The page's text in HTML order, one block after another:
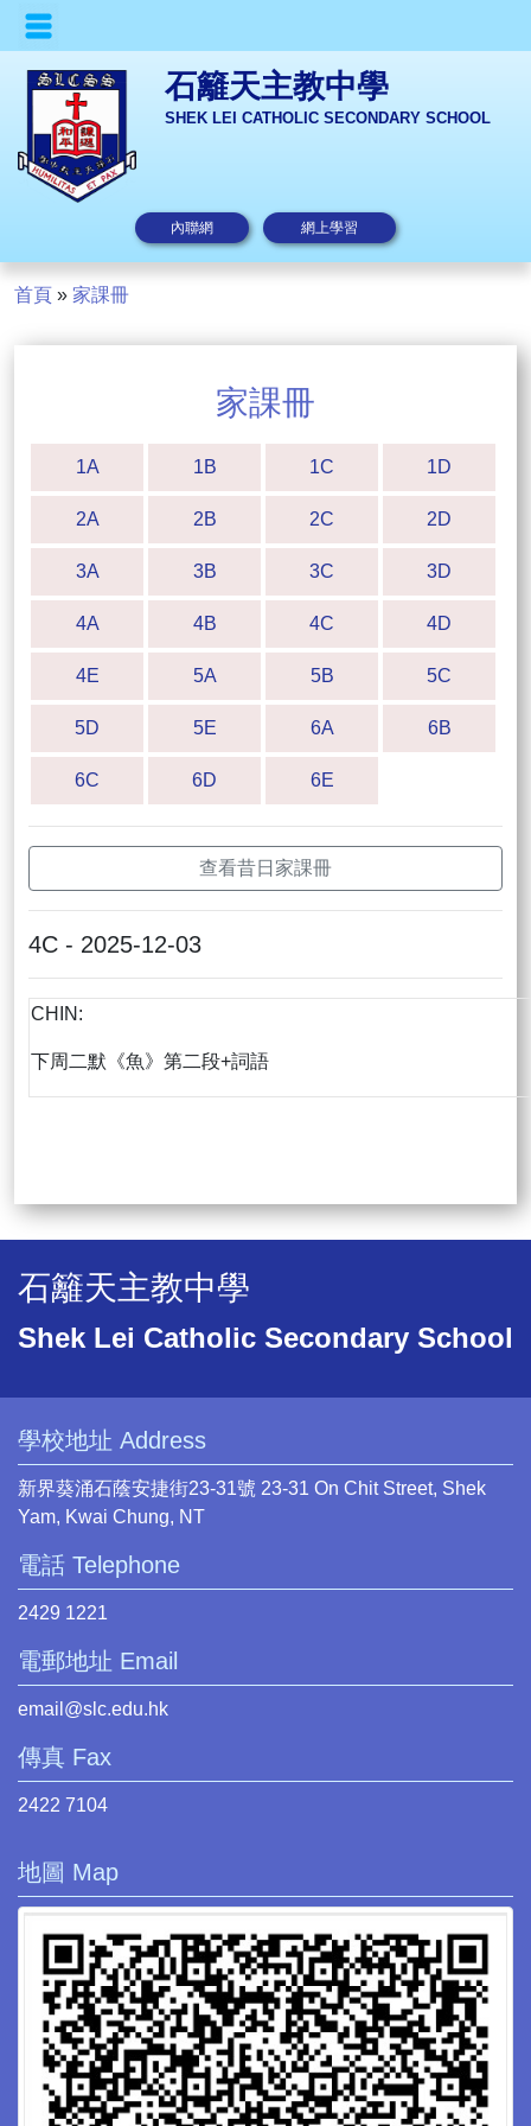
石籬天主教中學
SHEK LEI CATHOLIC SECONDARY SCHOOL
內聯網 網上學習
首頁 » 家課冊
家課冊
1A 1B 1C 1D
2A 2B 2C 2D
3A 3B 3C 3D
4A 4B 4C 4D
4E 5A 5B 5C
5D 5E 6A 6B
6C 6D 6E
查看昔日家課冊
4C - 2025-12-03
CHIN:
下周二默《魚》第二段+詞語
石籬天主教中學
Shek Lei Catholic Secondary School
學校地址 Address
新界葵涌石蔭安捷街23-31號 23-31 On Chit Street, Shek
Yam, Kwai Chung, NT
電話 Telephone
2429 1221
電郵地址 Email
email@slc.edu.hk
傳真 Fax
2422 7104
地圖 Map